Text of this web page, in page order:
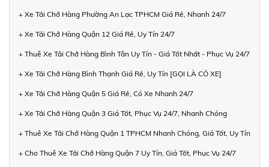
+ Xe Tải Chở Hàng Phường An Lạc TPHCM Giá Rẻ, Nhanh 24/7
+ Xe Tải Chở Hàng Quận 12 Giá Rẻ, Uy Tín 24/7
+ Thuê Xe Tải Chở Hàng Bình Tân Uy Tín - Giá Tốt Nhất - Phục Vụ 24/7
+ Xe Tải Chở Hàng Bình Thạnh Giá Rẻ, Uy Tín [GỌI LÀ CÓ XE]
+ Xe Tải Chở Hàng Quận 5 Giá Rẻ, Có Xe Nhanh 24/7
+ Xe Tải Chở Hàng Quận 3 Giá Tốt, Phục Vụ 24/7, Nhanh Chóng
+ Thuê Xe Tải Chở Hàng Quận 1 TPHCM Nhanh Chóng, Giá Tốt, Uy Tín
+ Cho Thuê Xe Tải Chở Hàng Quận 7 Uy Tín, Giá Tốt, Phục Vụ 24/7